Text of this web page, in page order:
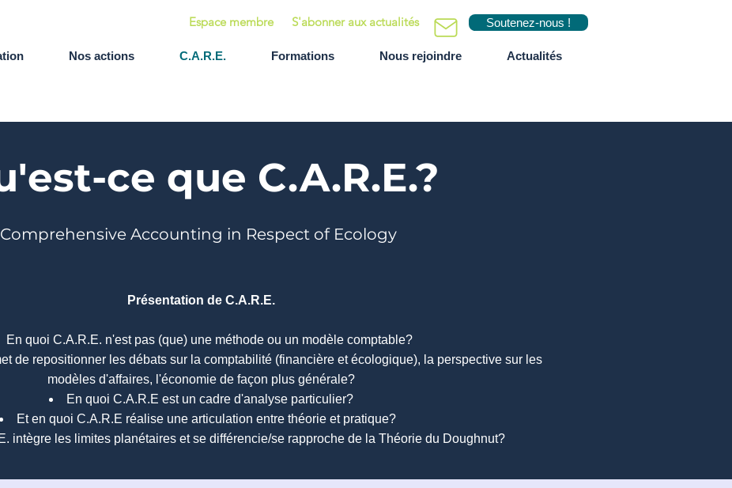
S'abonner aux actualités
Espace membre
Nos actions C.A.R.E. Formations Nous rejoindre Actualités
Soutenez-nous !
ce que C.A.R.E.?
Comprehensive Accounting in Respect of Ecology
Présentation de C.A.R.E.
En quoi C.A.R.E. n'est pas (que) une méthode ou un modèle comptable?
de repositionner les débats sur la comptabilité (financière et écologique), la perspective sur les
modèles d'affaires, l'économie de façon plus générale?
En quoi C.A.R.E est un cadre d'analyse particulier?
Et en quoi C.A.R.E réalise une articulation entre théorie et pratique?
intègre les limites planétaires et se différencie/se rapproche de la Théorie du Doughnut?